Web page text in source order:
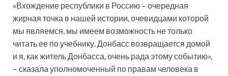
«Вхождение республики в Россию – очередная
жирная точка в нашей истории, очевидцами которой
мы являемся, мы имеем возможность не только
читать ее по учебнику. Донбасс возвращается домой
и я, как житель Донбасса, очень рада этому событию»,
– сказала уполномоченный по правам человека в